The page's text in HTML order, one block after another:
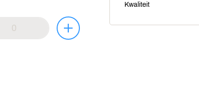
Kwaliteit